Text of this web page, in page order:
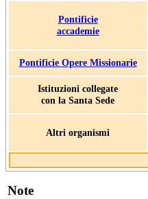
Pontificie
accademie
Pontificie Opere Missionarie
Istituzioni collegate
con la Santa Sede
Altri organismi
Note